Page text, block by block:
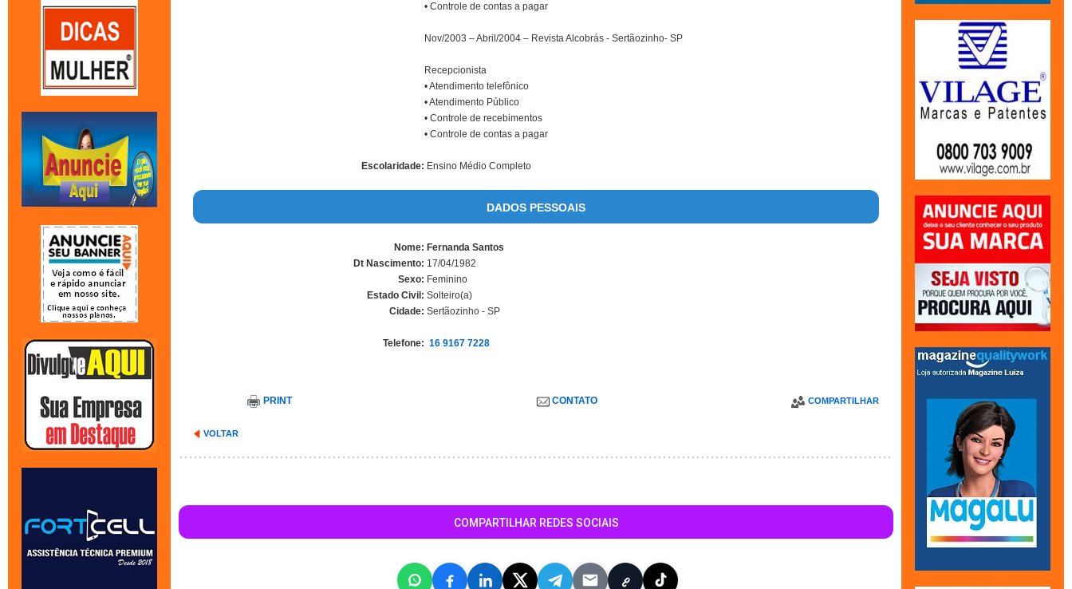
• Controle de contas a pagar
Nov/2003 – Abril/2004 – Revista Alcobrás - Sertãozinho- SP
Recepcionista
• Atendimento telefônico
• Atendimento Público
• Controle de recebimentos
• Controle de contas a pagar
Escolaridade: Ensino Médio Completo
DADOS PESSOAIS
Nome: Fernanda Santos
Dt Nascimento: 17/04/1982
Sexo: Feminino
Estado Civil: Solteiro(a)
Cidade: Sertãozinho - SP
Telefone: 16 9167 7228
PRINT CONTATO COMPARTILHAR
VOLTAR
COMPARTILHAR REDES SOCIAIS